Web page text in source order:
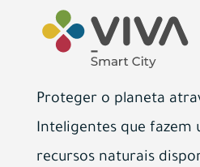
Proteger o planeta
Inteligentes que fazem
recursos naturais